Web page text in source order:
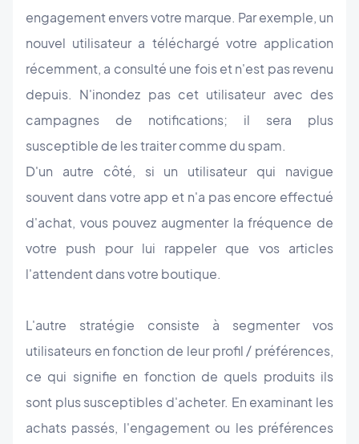
engagement envers votre marque. Par exemple, un
nouvel utilisateur a téléchargé votre application
récemment, a consulté une fois et n'est pas revenu
depuis. N'inondez pas cet utilisateur avec des
campagnes de notifications; il sera plus
susceptible de les traiter comme du spam.
D'un autre côté, si un utilisateur qui navigue
souvent dans votre app et n'a pas encore effectué
d'achat, vous pouvez augmenter la fréquence de
votre push pour lui rappeler que vos articles
l'attendent dans votre boutique.
L'autre stratégie consiste à segmenter vos
utilisateurs en fonction de leur profil / préférences,
ce qui signifie en fonction de quels produits ils
sont plus susceptibles d'acheter. En examinant les
achats passés, l'engagement ou les préférences